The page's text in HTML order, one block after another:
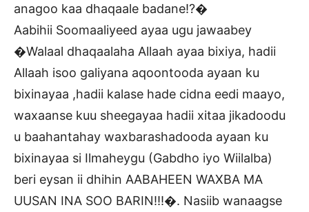
anagoo kaa dhaqaale badane!?�
Aabihii Soomaaliyeed ayaa ugu jawaabey
�Walaal dhaqaalaha Allaah ayaa bixiya, hadii
Allaah isoo galiyana aqoontooda ayaan ku
bixinayaa ,hadii kalase hade cidna eedi maayo,
waxaanse kuu sheegayaa hadii xitaa jikadoodu
u baahantahay waxbarashadooda ayaan ku
bixinayaa si Ilmaheygu (Gabdho iyo Wiilalba)
beri eysan ii dhihin AABAHEEN WAXBA MA
UUSAN INA SOO BARIN!!!�. Nasiib wanaagse